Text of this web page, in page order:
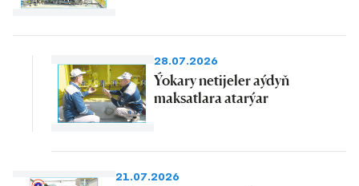
28.07.2026
Ýokary netijeler aýdyň
maksatlara atarýar
21.07.2026